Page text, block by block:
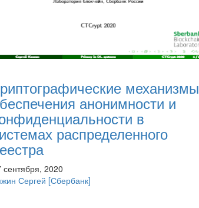
механизмы
анонимности и
в
распределенного
сентября, 2020
Сергей [Сбербанк]